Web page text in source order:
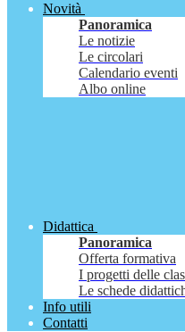
Novità
Panoramica
Le notizie
Le circolari
Calendario eventi
Albo online
Didattica
Panoramica
Offerta formativa
I progetti delle
Le schede
Info utili
Contatti